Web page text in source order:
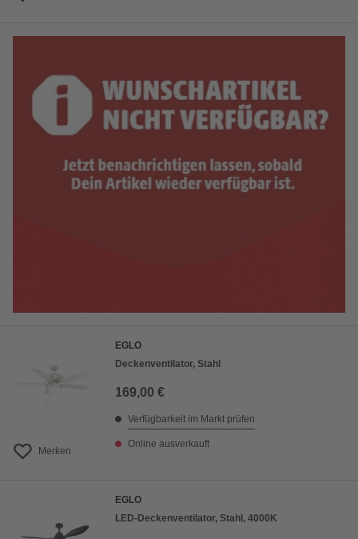
Merken
EGLO
Deckenventilator, Stahl
169,00 €
Verfügbarkeit im Markt prüfen
Online ausverkauft
EGLO
LED-Deckenventilator, Stahl, 4000K